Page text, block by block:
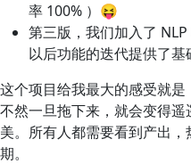
率 100% ）😝
第三版，我们加入了
以后功能的迭代提供了基
这个项目给我最大的感受就是
不然一旦拖下来，就会变得
美。所有人都需要看到产出
期。